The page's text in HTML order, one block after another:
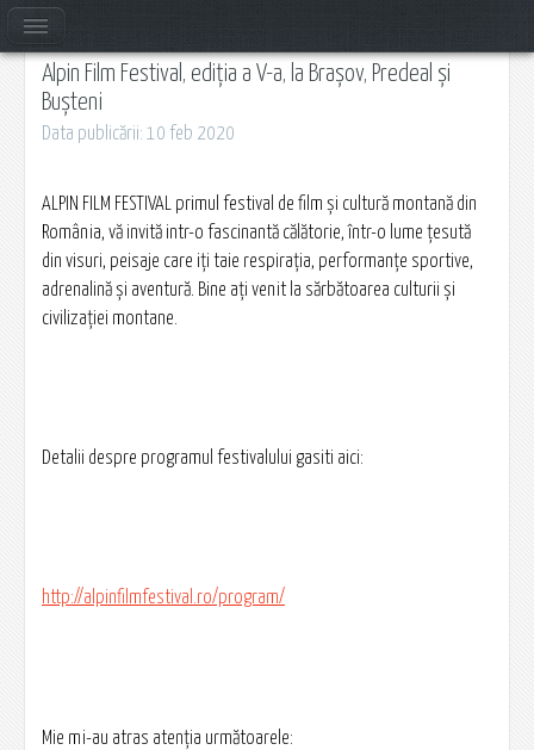
Alpin Film Festival, ediția a V-a, la Brașov, Predeal și
Bușteni
Data publicării: 10 feb 2020
ALPIN FILM FESTIVAL primul festival de film și cultură montană din
România, vă invită intr-o fascinantă călătorie, într-o lume țesută
din visuri, peisaje care iți taie respirația, performanțe sportive,
adrenalină și aventură. Bine ați venit la sărbătoarea culturii și
civilizației montane.
Detalii despre programul festivalului gasiti aici:
http://alpinfilmfestival.ro/program/
Mie mi-au atras atenția următoarele: